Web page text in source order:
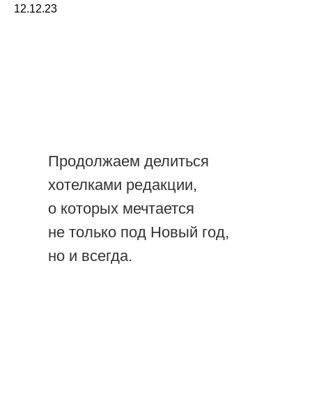
12.12.23
Продолжаем делиться
хотелками редакции,
о которых мечтается
не только под Новый год,
но и всегда.